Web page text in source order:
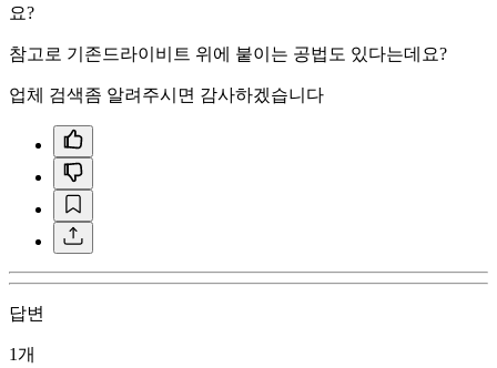
요?
참고로 기존드라이비트 위에 붙이는 공법도 있다는데요?
업체 검색좀 알려주시면 감사하겠습니다
답변
1개